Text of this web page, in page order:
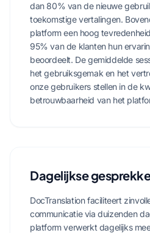
dan 80% van de nieuwe
toekomstige vertalingen.
platform een hoog
95% van de klanten hun
beoordeelt. De gemiddelde
het gebruiksgemak en het
onze gebruikers stellen in de
betrouwbaarheid van het
Dagelijkse
DocTranslation faciliteert
communicatie via duizenden
platform verwerkt dagelijks